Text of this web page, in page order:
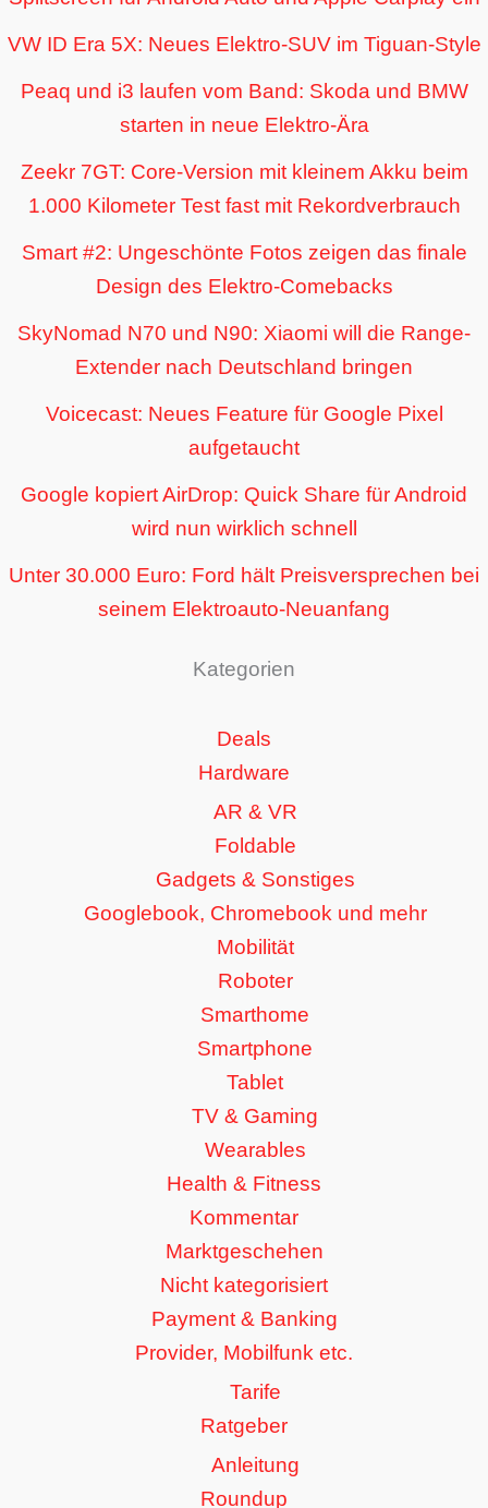
VW ID Era 5X: Neues Elektro-SUV im Tiguan-Style
Peaq und i3 laufen vom Band: Skoda und BMW
starten in neue Elektro-Ära
Zeekr 7GT: Core-Version mit kleinem Akku beim
1.000 Kilometer Test fast mit Rekordverbrauch
Smart #2: Ungeschönte Fotos zeigen das finale
Design des Elektro-Comebacks
SkyNomad N70 und N90: Xiaomi will die Range-
Extender nach Deutschland bringen
Voicecast: Neues Feature für Google Pixel
aufgetaucht
Google kopiert AirDrop: Quick Share für Android
wird nun wirklich schnell
Unter 30.000 Euro: Ford hält Preisversprechen bei
seinem Elektroauto-Neuanfang
Kategorien
Deals
Hardware
AR & VR
Foldable
Gadgets & Sonstiges
Googlebook, Chromebook und mehr
Mobilität
Roboter
Smarthome
Smartphone
Tablet
TV & Gaming
Wearables
Health & Fitness
Kommentar
Marktgeschehen
Nicht kategorisiert
Payment & Banking
Provider, Mobilfunk etc.
Tarife
Ratgeber
Anleitung
Roundup